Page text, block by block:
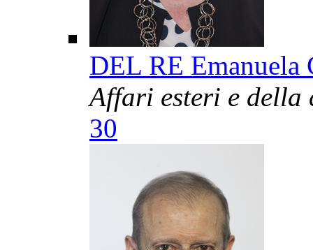
DEL RE Emanuela
Affari esteri e della
30